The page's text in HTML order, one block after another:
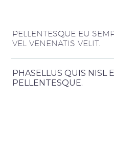
PELLENTESQUE EU
VEL VENENATIS VELIT.
PHASELLUS QUIS NISL
PELLENTESQUE.